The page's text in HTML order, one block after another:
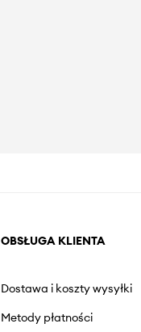
OBSŁUGA KLIENTA
Dostawa i koszty wysyłki
Metody płatności